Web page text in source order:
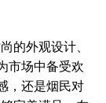
的外观设计、
市场中备受欢
，还是烟民对